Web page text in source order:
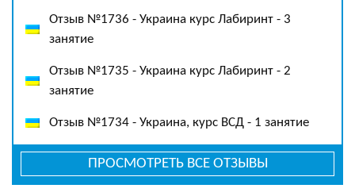
Отзыв №1736 - Украина курс Лабиринт - 3
занятие
Отзыв №1735 - Украина курс Лабиринт - 2
занятие
Отзыв №1734 - Украина, курс ВСД - 1 занятие
ПРОСМОТРЕТЬ ВСЕ ОТЗЫВЫ